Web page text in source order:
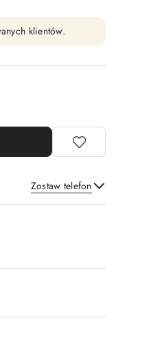
klientów.
Zostaw telefon
Wyślij